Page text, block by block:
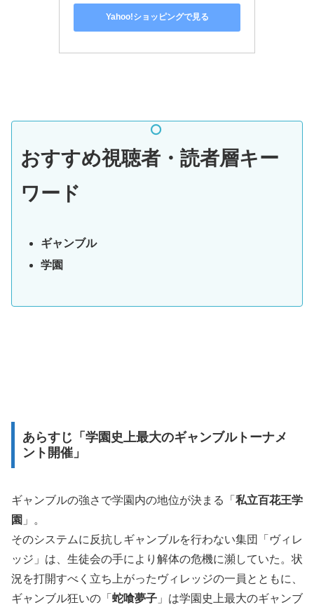
Yahoo!ショッピングで見る
おすすめ視聴者・読者層キー
ワード
ギャンブル
学園
あらすじ「学園史上最大のギャンブルトーナメ
ント開催」
ギャンブルの強さで学園内の地位が決まる「 私立百花王学
園 」。
そのシステムに反抗しギャンブルを行わない集団「ヴィレ
ッジ」は、生徒会の手により解体の危機に瀕していた。状
況を打開すべく立ち上がったヴィレッジの一員とともに、
ギャンブル狂いの「 蛇喰夢子 」は学園史上最大のギャンブ